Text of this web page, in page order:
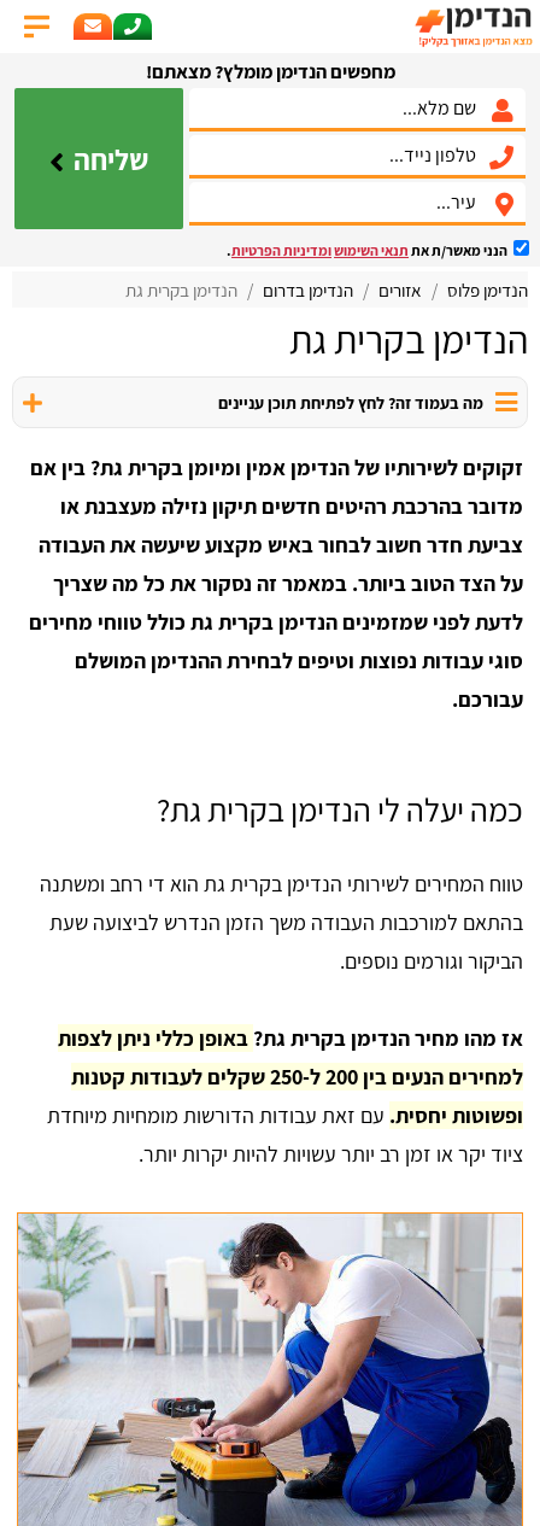
מחפשים הנדימן מומלץ? מצאתם!
שליחה
הנני מאשר/ת את תנאי השימושומדיניות הפרטיות.
הנדימן פלוס אזורים הנדימן בדרום הנדימן בקרית גת
הנדימן בקרית גת
מה בעמוד זה? לחץ לפתיחת תוכן עניינים
זקוקים לשירותיו של הנדימן אמין ומיומן בקרית גת? בין אם
מדובר בהרכבת רהיטים חדשים תיקון נזילה מעצבנת או
צביעת חדר חשוב לבחור באיש מקצוע שיעשה את העבודה
על הצד הטוב ביותר. במאמר זה נסקור את כל מה שצריך
לדעת לפני שמזמינים הנדימן בקרית גת כולל טווחי מחירים
סוגי עבודות נפוצות וטיפים לבחירת ההנדימן המושלם
עבורכם.
כמה יעלה לי הנדימן בקרית גת?
טווח המחירים לשירותי הנדימן בקרית גת הוא די רחב ומשתנה
בהתאם למורכבות העבודה משך הזמן הנדרש לביצועה שעת
הביקור וגורמים נוספים.
אז מהו מחיר הנדימן בקרית גת? באופן כללי ניתן לצפות
למחירים הנעים בין 200 ל-250 שקלים לעבודות קטנות
ופשוטות יחסית. עם זאת עבודות הדורשות מומחיות מיוחדת
ציוד יקר או זמן רב יותר עשויות להיות יקרות יותר.